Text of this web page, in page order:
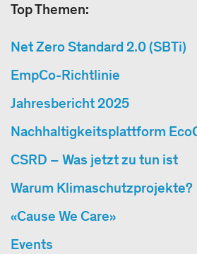
Top Themen:
Net Zero Standard 2.0 (SBTi)
EmpCo-Richtlinie
Jahresbericht 2025
Nachhaltigkeitsplattform
CSRD – Was jetzt zu tun ist
Warum Klimaschutzprojekte?
«Cause We Care»
Events